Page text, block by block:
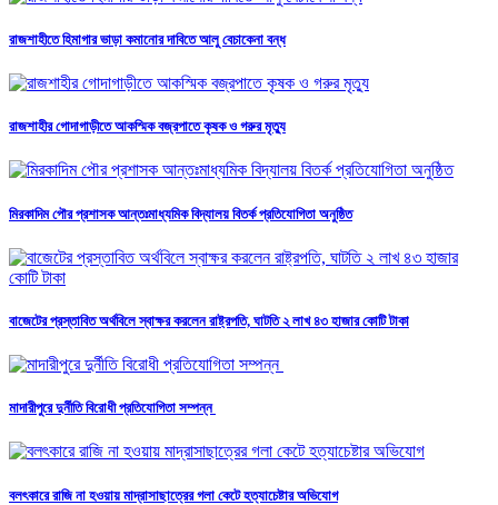
রাজশাহীতে হিমাগার ভাড়া কমানোর দাবিতে আলু বেচাকেনা বন্ধ
রাজশাহীর গোদাগাড়ীতে আকস্মিক বজ্রপাতে কৃষক ও গরুর মৃত্যু
মিরকাদিম পৌর প্রশাসক আন্তঃমাধ্যমিক বিদ্যালয় বিতর্ক প্রতিযোগিতা অনুষ্ঠিত
বাজেটের প্রস্তাবিত অর্থবিলে স্বাক্ষর করলেন রাষ্ট্রপতি, ঘাটতি ২ লাখ ৪৩ হাজার কোটি টাকা
মাদারীপুরে দুর্নীতি বিরোধী প্রতিযোগিতা সম্পন্ন
বলৎকারে রাজি না হওয়ায় মাদ্রাসাছাত্রের গলা কেটে হত্যাচেষ্টার অভিযোগ